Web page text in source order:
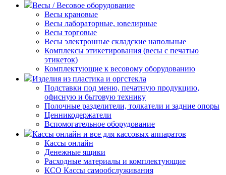
Весы / Весовое оборудование
Весы крановые
Весы лабораторные, ювелирные
Весы торговые
Весы электронные складские напольные
Комплексы этикетирования (весы с печатью
этикеток)
Комплектующие к весовому оборудованию
Изделия из пластика и оргстекла
Подставки под меню, печатную продукцию,
офисную и бытовую технику
Полочные разделители, толкатели и задние опоры
Ценникодержатели
Вспомогательное оборудование
Кассы онлайн и все для кассовых аппаратов
Кассы онлайн
Денежные ящики
Расходные материалы и комплектующие
КСО Кассы самообслуживания